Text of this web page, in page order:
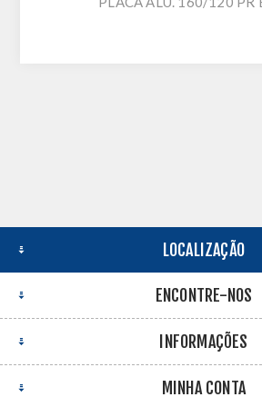
LOCALIZAÇÃO
ENCONTRE-NOS
INFORMAÇÕES
MINHA CONTA